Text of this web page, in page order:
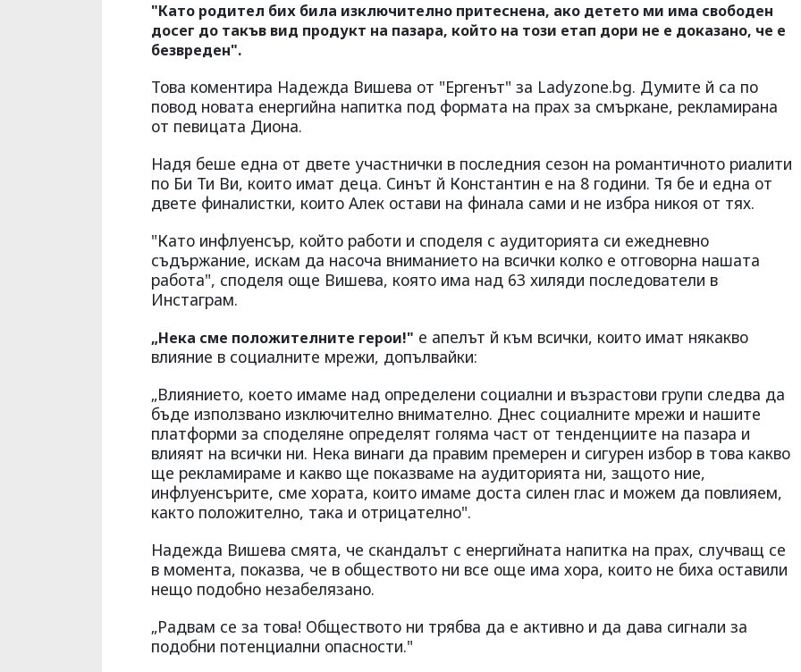
"Като родител бих била изключително притеснена, ако детето ми има свободен
досег до такъв вид продукт на пазара, който на този етап дори не е доказано, че е
безвреден".
Това коментира Надежда Вишева от "Ергенът" за Ladyzone.bg. Думите й са по
повод новата енергийна напитка под формата на прах за смъркане, рекламирана
от певицата Диона.
Надя беше една от двете участнички в последния сезон на романтичното риалити
по Би Ти Ви, които имат деца. Синът й Константин е на 8 години. Тя бе и една от
двете финалистки, които Алек остави на финала сами и не избра никоя от тях.
"Като инфлуенсър, който работи и споделя с аудиторията си ежедневно
съдържание, искам да насоча вниманието на всички колко е отговорна нашата
работа", споделя още Вишева, която има над 63 хиляди последователи в
Инстаграм.
„Нека сме положителните герои!" е апелът й към всички, които имат някакво
влияние в социалните мрежи, допълвайки:
„Влиянието, което имаме над определени социални и възрастови групи следва да
бъде използвано изключително внимателно. Днес социалните мрежи и нашите
платформи за споделяне определят голяма част от тенденциите на пазара и
влияят на всички ни. Нека винаги да правим премерен и сигурен избор в това какво
ще рекламираме и какво ще показваме на аудиторията ни, защото ние,
инфлуенсърите, сме хората, които имаме доста силен глас и можем да повлияем,
както положително, така и отрицателно".
Надежда Вишева смята, че скандалът с енергийната напитка на прах, случващ се
в момента, показва, че в обществото ни все още има хора, които не биха оставили
нещо подобно незабелязано.
„Радвам се за това! Обществото ни трябва да е активно и да дава сигнали за
подобни потенциални опасности."